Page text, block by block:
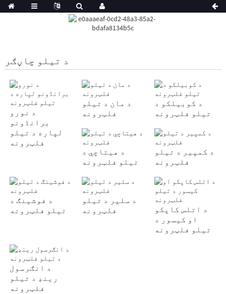
د تیلو چاڼګر
د نورو
برانڈونو
لپاره د تیلو
فلټرونه
د مان د تیلو
فلټرونه
د کوبیلکو د
تیلو فلټرونه
د هیتاچي د
تیلو فلټرونه
د کمپیر د تیلو
فلټرونه
د فوشینګ د
تیلو فلټرونه
د سلیر د تیلو
فلټرونه
د اتلس کاپکو
او کیسور د
تیلو فلټرونه
د انګرسول
رینډ د تیلو
فلټرونه